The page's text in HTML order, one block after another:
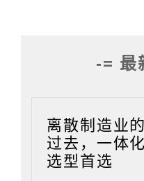
-= 最
离散制造业
过去，一体
选型首选